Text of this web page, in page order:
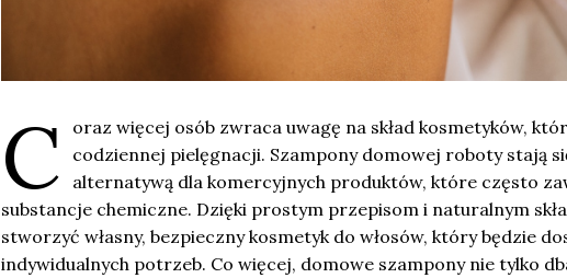
C
oraz więcej osób zwraca uwagę na skład kosmetyków,
codziennej pielęgnacji. Szampony domowej roboty stają
alternatywą dla komercyjnych produktów, które często
substancje chemiczne. Dzięki prostym przepisom i naturalnym
stworzyć własny, bezpieczny kosmetyk do włosów, który będzie
indywidualnych potrzeb. Co więcej, domowe szampony nie tylko